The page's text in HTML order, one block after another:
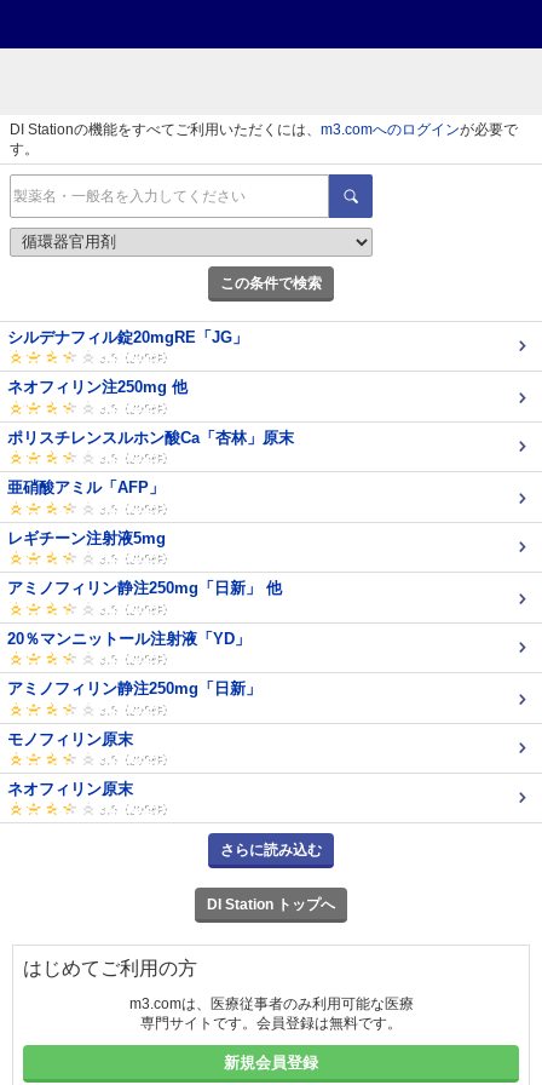
DI Stationの機能をすべてご利用いただくには、 m3.comへのログインが必要で
す。
この条件で検索
シルデナフィル錠20mgRE「JG」
ネオフィリン注250mg 他
ポリスチレンスルホン酸Ca「杏林」原末
亜硝酸アミル「AFP」
レギチーン注射液5mg
アミノフィリン静注250mg「日新」 他
20％マンニットール注射液「YD」
アミノフィリン静注250mg「日新」
モノフィリン原末
ネオフィリン原末
さらに読み込む
DI Station トップへ
はじめてご利用の方
m3.comは、医療従事者のみ利用可能な医療
専門サイトです。会員登録は無料です。
新規会員登録